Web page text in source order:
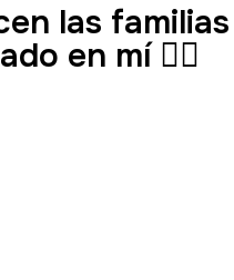
las familias
en mí 👇🏼